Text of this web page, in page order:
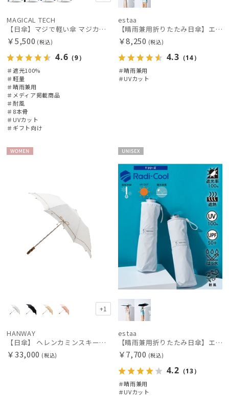
MAGICAL TECH
【日傘】マジで軽い傘 マジカルテックプロテクション（MAGICAL TECH PROTECTION）Tough W rib55cm 耐風 軽量 遮光100
￥5,500 (税込)
4.6 （9）
＃遮光100%
＃軽量
＃晴雨兼用
＃メディア掲載商品
＃耐風
＃8本骨
＃UVカット
＃ギフト向け
estaa
【晴雨兼用折りたたみ日傘】エスタ(estaa)REIKYAKUパラソル 大きめ60㎝ 世界初の放射冷却素材ラディクール 遮光100 UV100 耐風
￥8,250 (税込)
4.3 （14）
＃晴雨兼用
＃UVカット
+1
HANWAY
【日傘】 ヘレンカミンスキー（HELEN KAMINSKI） X ハンウェイ (HANWAY) コラボ プロヴァンスタイプ 麻無地 ラフィアコード 折りたたみ傘 曲がり手元 純パラソル
￥33,000 (税込)
X
estaa
【晴雨兼用折りたたみ日傘】エスタ(estaa)REIKYAKUパラソル 54㎝ 世界初の放射冷却素材ラディクール 遮光100 UV100 耐風
￥7,700 (税込)
4.2 （13）
＃晴雨兼用
＃UVカット